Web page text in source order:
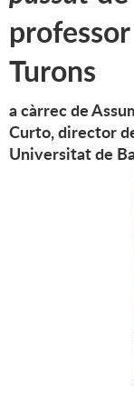
Turons
a càrrec de
Curto, director
Universitat de